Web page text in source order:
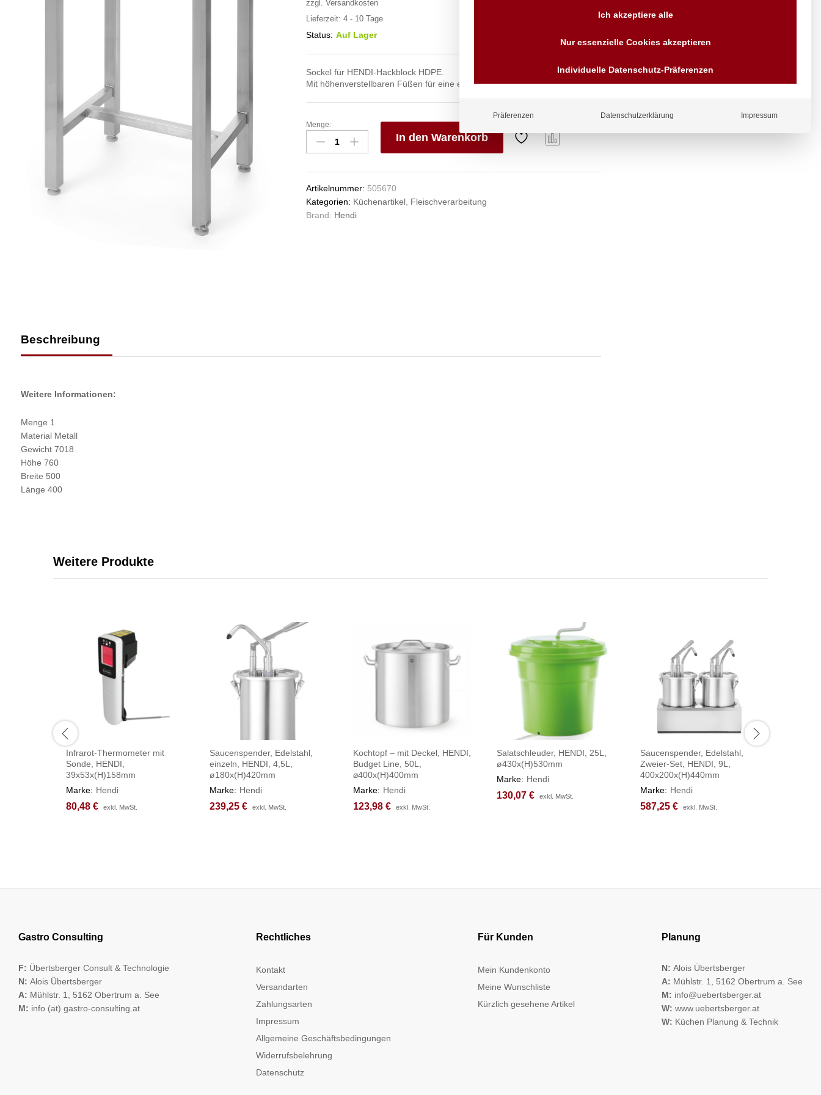
zzgl. Versandkosten
Lieferzeit: 4 - 10 Tage
Status: Auf Lager
Sockel für HENDI-Hackblock HDPE.
Mit höhenverstellbaren Füßen für eine ebene Ausrichtung.
Untergestell
Hackblock,
500x400x(H)750mm
Anzahl
Menge:
In den Warenkorb
Artikelnummer: 505670
Kategorien: Küchenartikel, Fleischverarbeitung
Brand: Hendi
Beschreibung
Weitere Informationen:
Menge 1
Material Metall
Gewicht 7018
Höhe 760
Breite 500
Länge 400
Anfragen
Wir sind seit über 40 Jahren
für Sie da
Vorrauskasse Paypal,
Kreditkarte, Direkt
Weitere Produkte
Infrarot-Thermometer mit
Sonde, HENDI,
39x53x(H)158mm
Marke: Hendi
80,48 € exkl. MwSt.
80,48 € exkl. MwSt.
Saucenspender, Edelstahl,
einzeln, HENDI, 4,5L,
ø180x(H)420mm
Marke: Hendi
239,25 € exkl. MwSt.
239,25 € exkl. MwSt.
Kochtopf – mit Deckel, HENDI,
Budget Line, 50L,
⌀400x(H)400mm
Marke: Hendi
123,98 € exkl. MwSt.
123,98 € exkl. MwSt.
Salatschleuder, HENDI, 25L,
ø430x(H)530mm
Marke: Hendi
130,07 € exkl. MwSt.
130,07 € exkl. MwSt.
Saucenspender, Edelstahl,
Zweier-Set, HENDI, 9L,
400x200x(H)440mm
Marke: Hendi
587,25 € exkl. MwSt.
587,25 € exkl. MwSt.
Gastro Consulting
F: Übertsberger Consult & Technologie
N: Alois Übertsberger
A: Mühlstr. 1, 5162 Obertrum a. See
M: info (at) gastro-consulting.at
Rechtliches
Kontakt
Versandarten
Zahlungsarten
Impressum
Allgemeine Geschäftsbedingungen
Widerrufsbelehrung
Datenschutz
Für Kunden
Mein Kundenkonto
Meine Wunschliste
Kürzlich gesehene Artikel
Planung
N: Alois Übertsberger
A: Mühlstr. 1, 5162 Obertrum a. See
M: info@uebertsberger.at
W: www.uebertsberger.at
W: Küchen Planung & Technik
Ich akzeptiere alle
Nur essenzielle Cookies akzeptieren
Individuelle Datenschutz-Präferenzen
Präferenzen Datenschutzerklärung Impressum